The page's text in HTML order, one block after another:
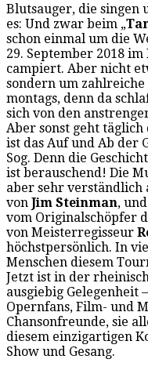
Blutsauger, die singen
es: Und zwar beim „
schon einmal um die
29. September 2018 im
campiert. Aber nicht
sondern um
montags, denn da
sich von den
Aber sonst geht
ist das Auf und Ab der
Sog. Denn die
ist berauschend! Die
aber sehr verständlich
von Jim Steinman,
vom Originalschöpfer
von Meisterregisseur
höchstpersönlich. In
Menschen diesem
Jetzt ist in der
ausgiebig Gelegenheit
Opernfans, Film- und
Chansonfreunde, sie
diesem einzigartigen
Show und Gesang.